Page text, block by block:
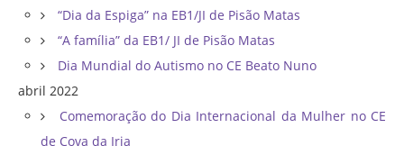
“Dia da Espiga” na EB1/JI de Pisão Matas
“A família” da EB1/ JI de Pisão Matas
Dia Mundial do Autismo no CE Beato Nuno
abril 2022
Comemoração do Dia Internacional da Mulher no CE
de Cova da Iria